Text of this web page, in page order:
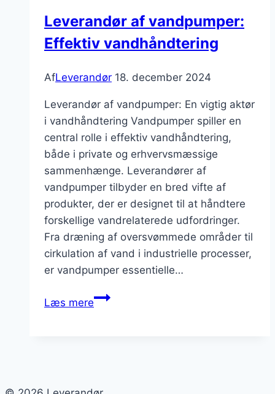
Leverandør af vandpumper:
Effektiv vandhåndtering
AfLeverandør 18. december 2024
Leverandør af vandpumper: En vigtig aktør
i vandhåndtering Vandpumper spiller en
central rolle i effektiv vandhåndtering,
både i private og erhvervsmæssige
sammenhænge. Leverandører af
vandpumper tilbyder en bred vifte af
produkter, der er designet til at håndtere
forskellige vandrelaterede udfordringer.
Fra dræning af oversvømmede områder til
cirkulation af vand i industrielle processer,
er vandpumper essentielle…
Læs mereLeverandør